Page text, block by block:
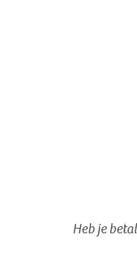
Heb je